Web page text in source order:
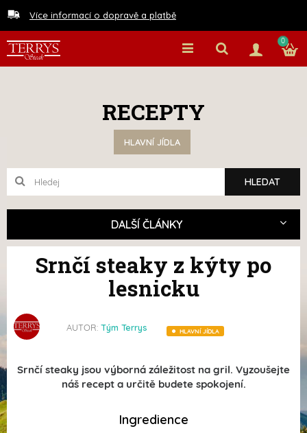
Více informací o dopravě a platbě
0
RECEPTY
HLAVNÍ JÍDLA
DALŠÍ ČLÁNKY
Srnčí steaky z kýty po
lesnicku
AUTOR: Tým Terrys HLAVNÍ JÍDLA
Srnčí steaky jsou výborná záležitost na gril. Vyzoušejte
náš recept a určitě budete spokojení.
Ingredience